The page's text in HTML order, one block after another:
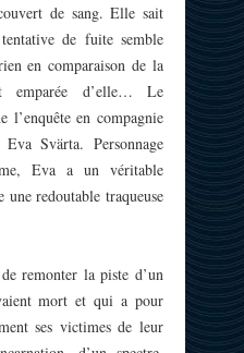
de sang. Elle sait
de fuite semble
en comparaison de la
emparée d’elle… Le
l’enquête en compagnie
Svärta. Personnage
Eva a un véritable
redoutable traqueuse
remonter la piste d’un
mort et qui a pour
ses victimes de leur